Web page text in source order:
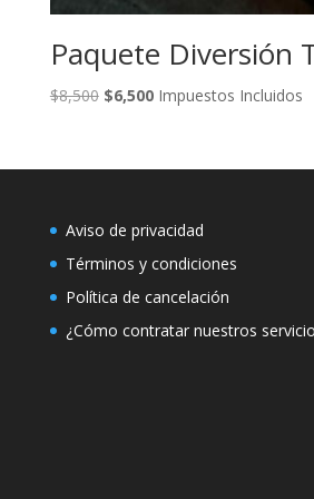
Paquete Diversión
$8,500 Original
$8,500.
$6,500Current
$6,500.
Impuestos Incluidos
Aviso de privacidad
Términos y condiciones
Política de cancelación
¿Cómo contratar nuestros